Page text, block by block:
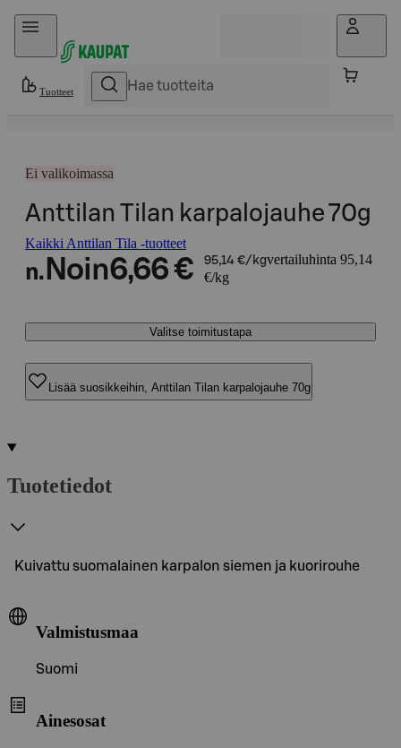
Hyppää sisältöön
Tuotteet
Ei valikoimassa
Anttilan Tilan karpalojauhe 70g
Kaikki Anttilan Tila -tuotteet
n. Noin6,66 € 95,14 €/kgvertailuhinta 95,14
€/kg
Valitse toimitustapa
Lisää suosikkeihin, Anttilan Tilan karpalojauhe 70g
Tuotetiedot
Kuivattu suomalainen karpalon siemen ja kuorirouhe
Valmistusmaa
Suomi
Ainesosat